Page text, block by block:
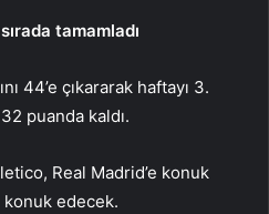
tamamladı
44’e çıkararak haftayı 3.
puanda kaldı.
Real Madrid’e konuk
konuk edecek.